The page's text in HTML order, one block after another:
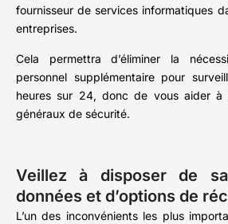
fournisseur de services informatiques
entreprises.
Cela permettra d’éliminer la
personnel supplémentaire pour
heures sur 24, donc de vous aider à
généraux de sécurité.
Veillez à disposer de
données et d’options de
L’un des inconvénients les plus